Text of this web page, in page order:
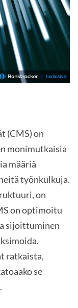
(CMS) on
monimutkaisia
määriä
työnkulkuja.
on
on optimoitu
sijoittuminen
ratkaista,
se